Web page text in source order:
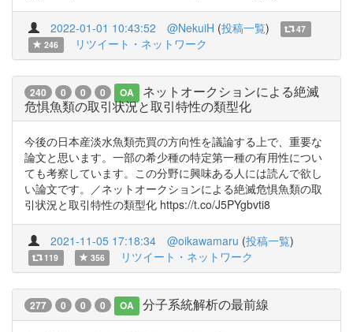
2022-01-01 10:43:52 @NekuiH (投稿一覧)
47
246
リツイート・ネットワーク
240 0 0 0 OA
ネットオークションによる絶滅
危惧魚類の取引状況と取引特性の類型化
今後の日本産淡水魚類売買の方向性を議論する上で、重要な
論文と思います。一部の希少種の特定第一種の有用性につい
ても考察しています。この分野に興味ある人には読んで欲し
い論文です。／ネットオークションによる絶滅危惧魚類の取
引状況と取引特性の類型化 https://t.co/J5PYgbvti8
2021-11-05 17:18:34 @oikawamaru (投稿一覧)
119 356 リツイート・ネットワーク
277 0 0 0 OA 分子系統解析の最前線